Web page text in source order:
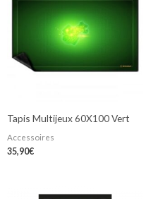
Tapis Multijeux 60X100 Vert
Accessoires
35,90€